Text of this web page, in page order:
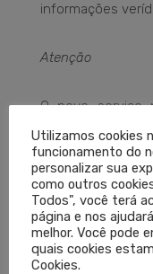
informações
Atenção
O novo serviço
Ouvidoria e das
Para
sobre conduta
dúvidas sobre o
entrar em
(51) 3300-
Utilizamos cookies
funcionamento do
personalizar sua
como outros
Todos", você terá
página e nos
melhor. Você pode
quais cookies
Cookies.